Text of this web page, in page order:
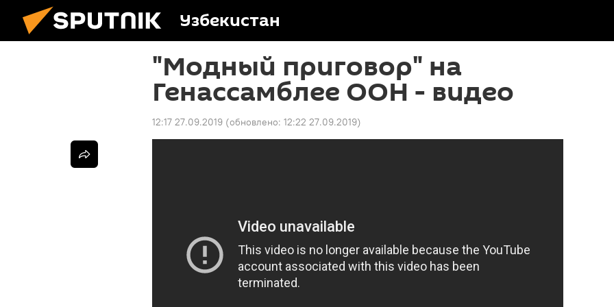
Узбекистан
"Модный приговор" на
Генассамблее ООН - видео
12:17 27.09.2019 (обновлено: 12:22 27.09.2019)